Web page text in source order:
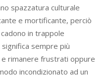
spazzatura culturale
e mortificante, perciò
in trappole
sempre più
rimanere frustrati oppure
incondizionato ad un